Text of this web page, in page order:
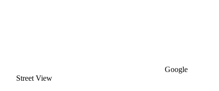
Google
Street View